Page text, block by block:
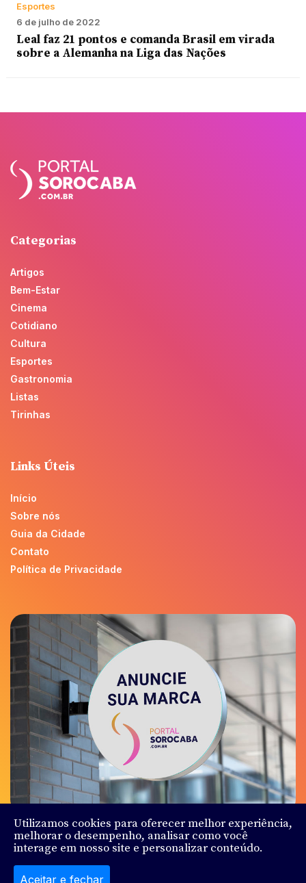
Esportes
6 de julho de 2022
Leal faz 21 pontos e comanda Brasil em virada
sobre a Alemanha na Liga das Nações
Categorias
Artigos
Bem-Estar
Cinema
Cotidiano
Cultura
Esportes
Gastronomia
Listas
Tirinhas
Links Úteis
Início
Sobre nós
Guia da Cidade
Contato
Política de Privacidade
© Sorocaba.Com - Todos os direitos reservados - Feito
Utilizamos cookies para oferecer melhor experiência,
melhorar o desempenho, analisar como você
interage em nosso site e personalizar conteúdo.
Aceitar e fechar